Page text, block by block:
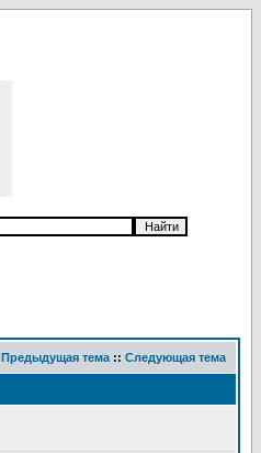
Предыдущая тема :: Следующая тема